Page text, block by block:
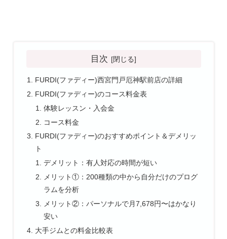
目次
FURDI(ファディー)西宮門戸厄神駅前店の詳細
FURDI(ファディー)のコース料金表
体験レッスン・入会金
コース料金
FURDI(ファディー)のおすすめポイント＆デメリッ
ト
デメリット：有人対応の時間が短い
メリット①：200種類の中から自分だけのプログ
ラムを分析
メリット②：パーソナルで月7,678円〜はかなり
安い
大手ジムとの料金比較表